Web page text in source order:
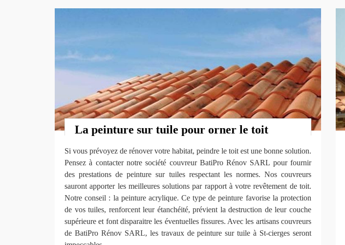
La peinture sur tuile pour orner le toit
Si vous prévoyez de rénover votre habitat, peindre le toit est une bonne solution.
Pensez à contacter notre société couvreur BatiPro Rénov SARL pour fournir
des prestations de peinture sur tuiles respectant les normes. Nos couvreurs
sauront apporter les meilleures solutions par rapport à votre revêtement de toit.
Notre conseil : la peinture acrylique. Ce type de peinture favorise la protection
de vos tuiles, renforcent leur étanchéité, prévient la destruction de leur couche
supérieure et font disparaitre les éventuelles fissures. Avec les artisans couvreurs
de BatiPro Rénov SARL, les travaux de peinture sur tuile à St-cierges seront